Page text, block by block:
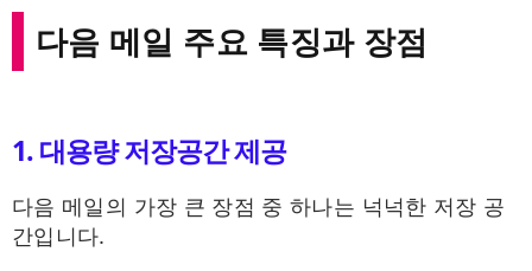
다음 메일 주요 특징과 장점
1. 대용량 저장공간 제공
다음 메일의 가장 큰 장점 중 하나는 넉넉한 저장 공
간입니다.